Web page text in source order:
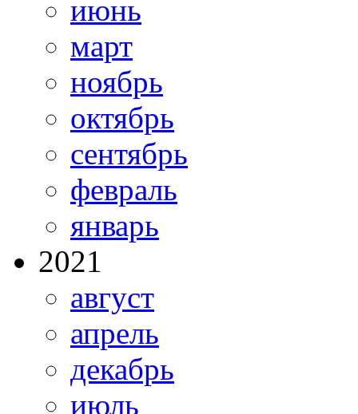
июнь
март
ноябрь
октябрь
сентябрь
февраль
январь
2021
август
апрель
декабрь
июль